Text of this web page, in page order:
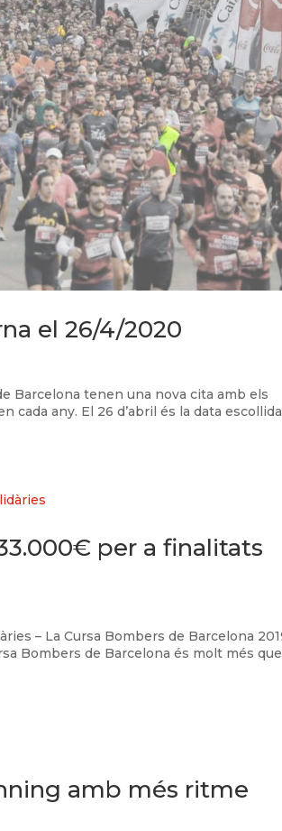
el 26/4/2020
Barcelona tenen una nova cita amb els
any. El 26 d’abril és la data escollida
per a finalitats
– La Cursa Bombers de Barcelona
Bombers de Barcelona és molt més que
amb més ritme